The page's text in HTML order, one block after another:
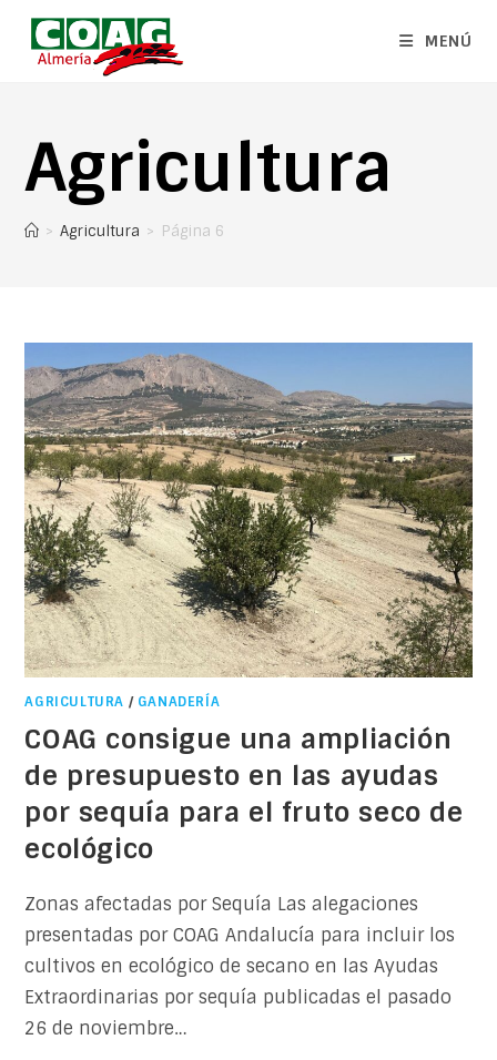
MENÚ
Agricultura
> Agricultura > Página 6
AGRICULTURA / GANADERÍA
COAG consigue una ampliación
de presupuesto en las ayudas
por sequía para el fruto seco de
ecológico
Zonas afectadas por Sequía Las alegaciones
presentadas por COAG Andalucía para incluir los
cultivos en ecológico de secano en las Ayudas
Extraordinarias por sequía publicadas el pasado
26 de noviembre…